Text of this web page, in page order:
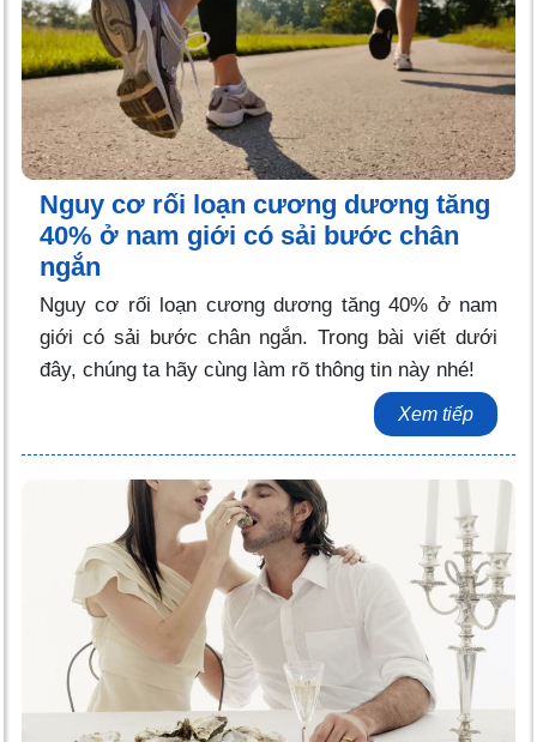
Nguy cơ rối loạn cương dương tăng
40% ở nam giới có sải bước chân
ngắn
Nguy cơ rối loạn cương dương tăng 40% ở nam
giới có sải bước chân ngắn. Trong bài viết dưới
đây, chúng ta hãy cùng làm rõ thông tin này nhé!
Xem tiếp